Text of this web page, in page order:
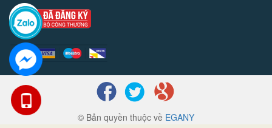
© Bản quyền thuộc về EGANY